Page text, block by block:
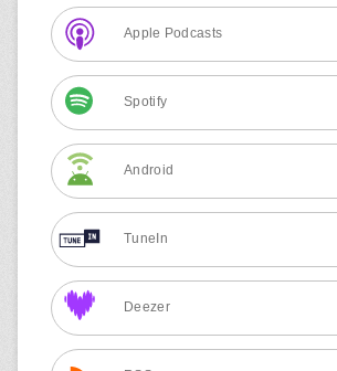
Apple Podcasts
Spotify
Android
TuneIn
Deezer